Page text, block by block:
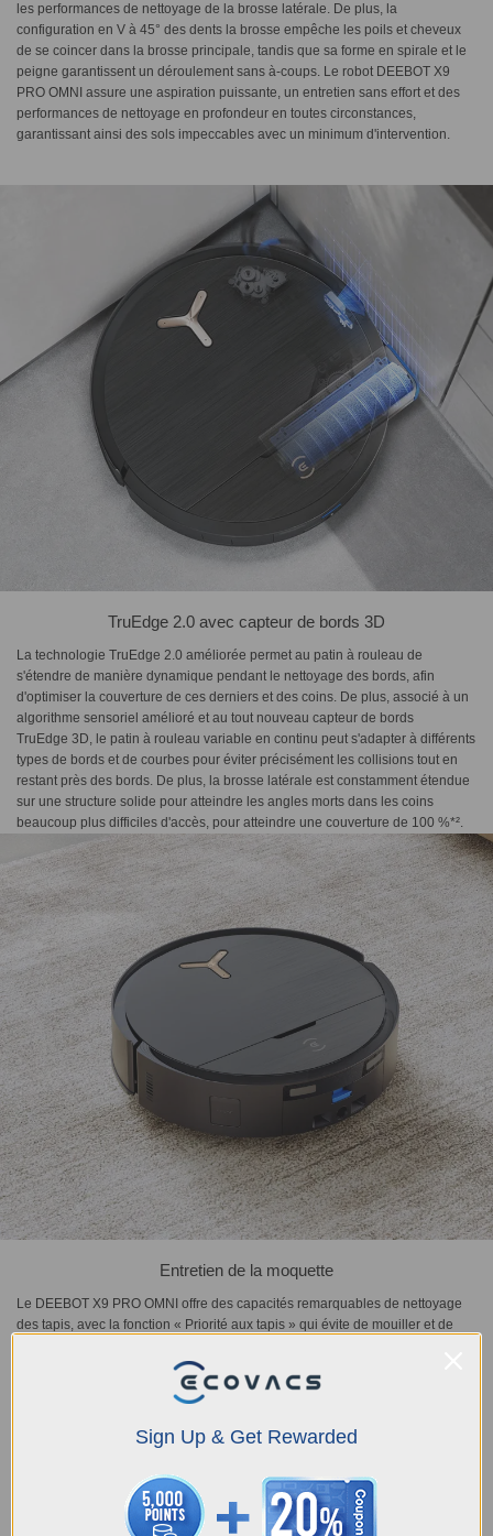
les performances de nettoyage de la brosse latérale. De plus, la
configuration en V à 45° des dents la brosse empêche les poils et cheveux
de se coincer dans la brosse principale, tandis que sa forme en spirale et le
peigne garantissent un déroulement sans à-coups. Le robot DEEBOT X9
PRO OMNI assure une aspiration puissante, un entretien sans effort et des
performances de nettoyage en profondeur en toutes circonstances,
garantissant ainsi des sols impeccables avec un minimum d'intervention.
TruEdge 2.0 avec capteur de bords 3D
La technologie TruEdge 2.0 améliorée permet au patin à rouleau de
s'étendre de manière dynamique pendant le nettoyage des bords, afin
d'optimiser la couverture de ces derniers et des coins. De plus, associé à un
algorithme sensoriel amélioré et au tout nouveau capteur de bords
TruEdge 3D, le patin à rouleau variable en continu peut s'adapter à différents
types de bords et de courbes pour éviter précisément les collisions tout en
restant près des bords. De plus, la brosse latérale est constamment étendue
sur une structure solide pour atteindre les angles morts dans les coins
beaucoup plus difficiles d'accès, pour atteindre une couverture de 100 %*².
Entretien de la moquette
Le DEEBOT X9 PRO OMNI offre des capacités remarquables de nettoyage
des tapis, avec la fonction « Priorité aux tapis » qui évite de mouiller et de
capteur de bord TruEdge 3D garantit également la fiabilité de la navigation
du robot le long des bords des tapis. Lors du nettoyage de différents types et
formes de tapis à la maison, le robot peut les reconnaître automatiquement et
passer en toute simplicité d'un mode à l'autre, notamment « Aspiration
uniquement », « Zone interdite », « Passage uniquement » et « Comme le
sol », et gérer différents tapis avec des stratégies et des paramètres
Sign Up & Get Rewarded